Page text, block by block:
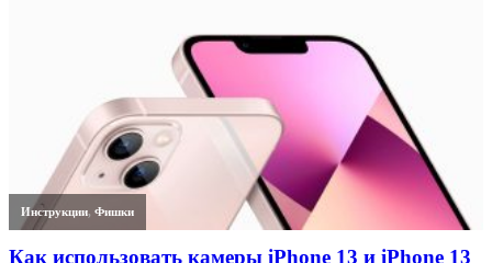
Инструкции,Фишки
Как использовать камеры iPhone 13 и iPhone 13